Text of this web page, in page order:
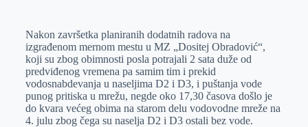
Nakon završetka planiranih dodatnih radova na
izgrađenom mernom mestu u MZ „Dositej Obradović“,
koji su zbog obimnosti posla potrajali 2 sata duže od
predviđenog vremena pa samim tim i prekid
vodosnabdevanja u naseljima D2 i D3, i puštanja vode
punog pritiska u mrežu, negde oko 17,30 časova došlo je
do kvara većeg obima na starom delu vodovodne mreže na
4. julu zbog čega su naselja D2 i D3 ostali bez vode.